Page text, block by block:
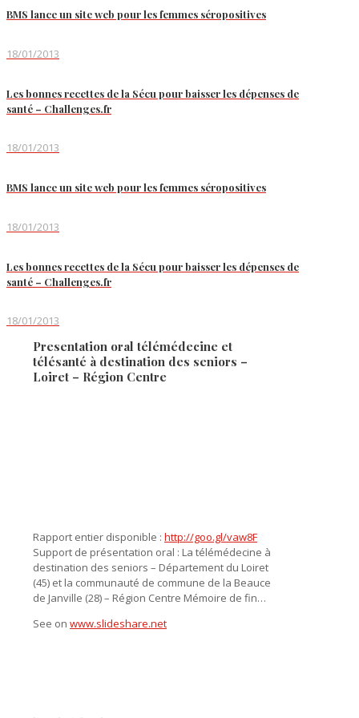
BMS lance un site web pour les femmes séropositives
18/01/2013
Les bonnes recettes de la Sécu pour baisser les dépenses de
santé – Challenges.fr
18/01/2013
BMS lance un site web pour les femmes séropositives
18/01/2013
Les bonnes recettes de la Sécu pour baisser les dépenses de
santé – Challenges.fr
18/01/2013
Presentation oral télémédecine et
télésanté à destination des seniors –
Loiret – Région Centre
Rapport entier disponible : http://goo.gl/vaw8F
Support de présentation oral : La télémédecine à
destination des seniors – Département du Loiret
(45) et la communauté de commune de la Beauce
de Janville (28) – Région Centre Mémoire de fin…
See on www.slideshare.net